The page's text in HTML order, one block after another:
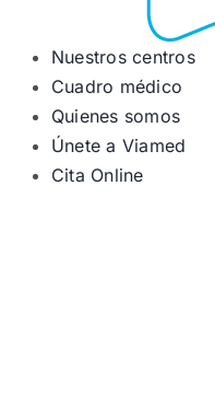
Nuestros centros
Cuadro médico
Quienes somos
Únete a Viamed
Cita Online